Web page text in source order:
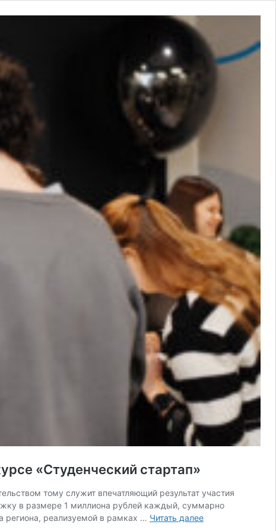
«Студенческий стартап»
тому служит впечатляющий результат участия
в размере 1 миллиона рублей каждый, суммарно
региона, реализуемой в рамках … Читать далееКубанские